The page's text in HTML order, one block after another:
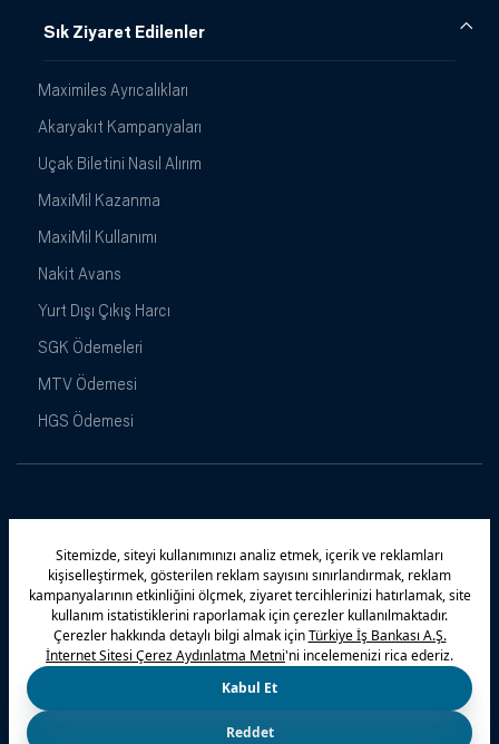
Sık Ziyaret Edilenler
Maximiles Ayrıcalıkları
Akaryakıt Kampanyaları
Uçak Biletini Nasıl Alırım
MaxiMil Kazanma
MaxiMil Kullanımı
Nakit Avans
Yurt Dışı Çıkış Harcı
SGK Ödemeleri
MTV Ödemesi
HGS Ödemesi
© 2026 Türkiye İş Bankası A.Ş.
Maximiles Kampanyalar Yasal Uyarı Güvenlik
Gizlilik Politikamız Bilgi Toplumu Hizmetleri
Çerez Politikası Kişisel Verilerin Korunması